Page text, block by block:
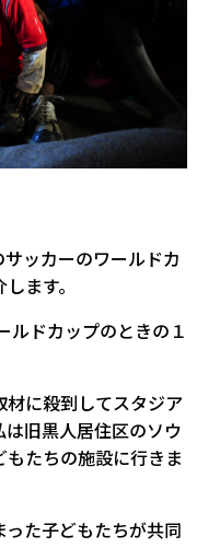
ッカーのワールドカ
ます。
ルドカップのときの１
に殺到してスタジア
旧黒人居住区のソウ
たちの施設に行きま
た子どもたちが共同